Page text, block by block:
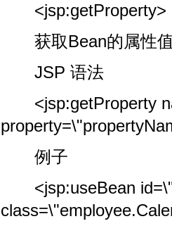
<jsp:getProperty>
获取Bean的属性值
JSP 语法
<jsp:getProperty
例子
<jsp:useBean